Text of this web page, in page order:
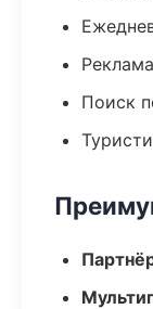
Поиск